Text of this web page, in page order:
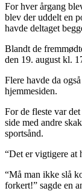
For hver årgang
blev der uddelt en
havde deltaget
Blandt de
den 19. august kl.
Flere havde da
hjemmesiden.
For de fleste var
side med andre
sportsånd.
“Det er vigtigere at
“Må man ikke slå
forkert!” sagde en